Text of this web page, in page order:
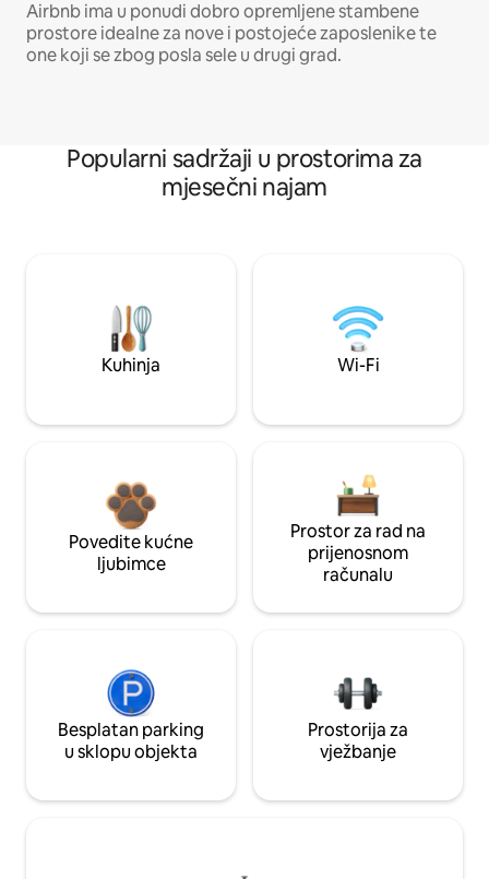
Airbnb ima u ponudi dobro opremljene stambene
prostore idealne za nove i postojeće zaposlenike te
one koji se zbog posla sele u drugi grad.
Popularni sadržaji u prostorima za
mjesečni najam
Kuhinja Wi-Fi
Povedite kućne
ljubimce
Prostor za rad na
prijenosnom
računalu
Besplatan parking
u sklopu objekta
Prostorija za
vježbanje